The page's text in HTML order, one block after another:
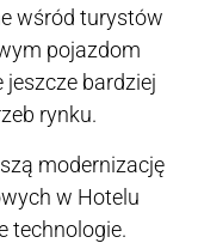
wśród turystów
pojazdom
bardziej
rynku.
modernizację
w Hotelu
technologie.